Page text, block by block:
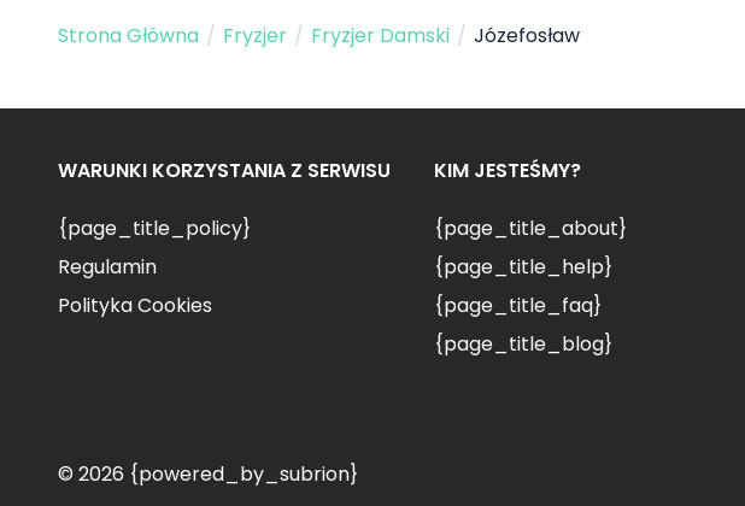
Strona Główna / Fryzjer / Fryzjer Damski / Józefosław
WARUNKI KORZYSTANIA Z SERWISU
{page_title_policy}
Regulamin
Polityka Cookies
KIM JESTEŚMY?
{page_title_about}
{page_title_help}
{page_title_faq}
{page_title_blog}
© 2026 {powered_by_subrion}